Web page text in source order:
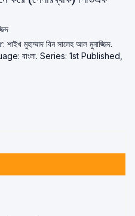
বিন সালেহ আল মুনাজ্জিদ.
বাংলা. Series: 1st Published,